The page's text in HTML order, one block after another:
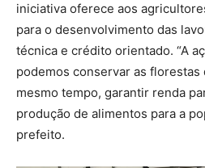
iniciativa oferece aos
para o desenvolvimento das
técnica e crédito orientado. “A
podemos conservar as florestas
mesmo tempo, garantir renda
produção de alimentos para a
prefeito.